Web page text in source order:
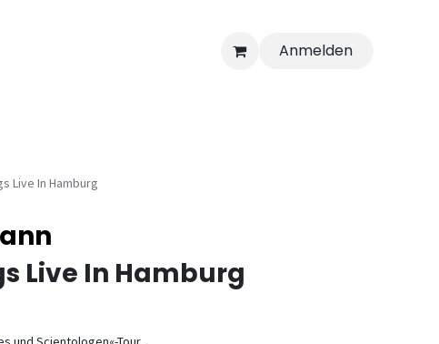
Anmelden
Live In Hamburg
Live In Hamburg